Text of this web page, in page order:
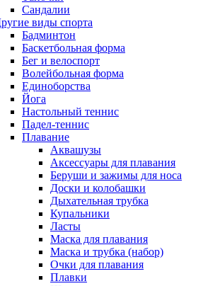
Сандалии
виды спорта
Бадминтон
Баскетбольная форма
Бег и велоспорт
Волейбольная форма
Единоборства
Йога
Настольный теннис
Падел-теннис
Плавание
Аквашузы
Аксессуары для плавания
Беруши и зажимы для носа
Доски и колобашки
Дыхательная трубка
Купальники
Ласты
Маска для плавания
Маска и трубка (набор)
Очки для плавания
Плавки